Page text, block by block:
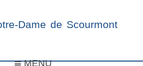
Dame de Scourmont
MENU